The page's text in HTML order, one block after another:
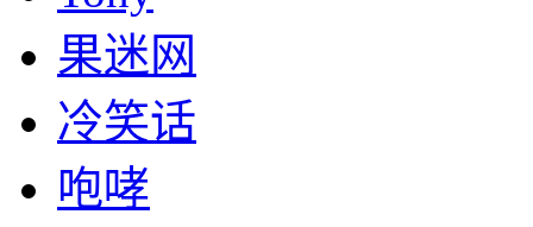
果迷网
冷笑话
咆哮